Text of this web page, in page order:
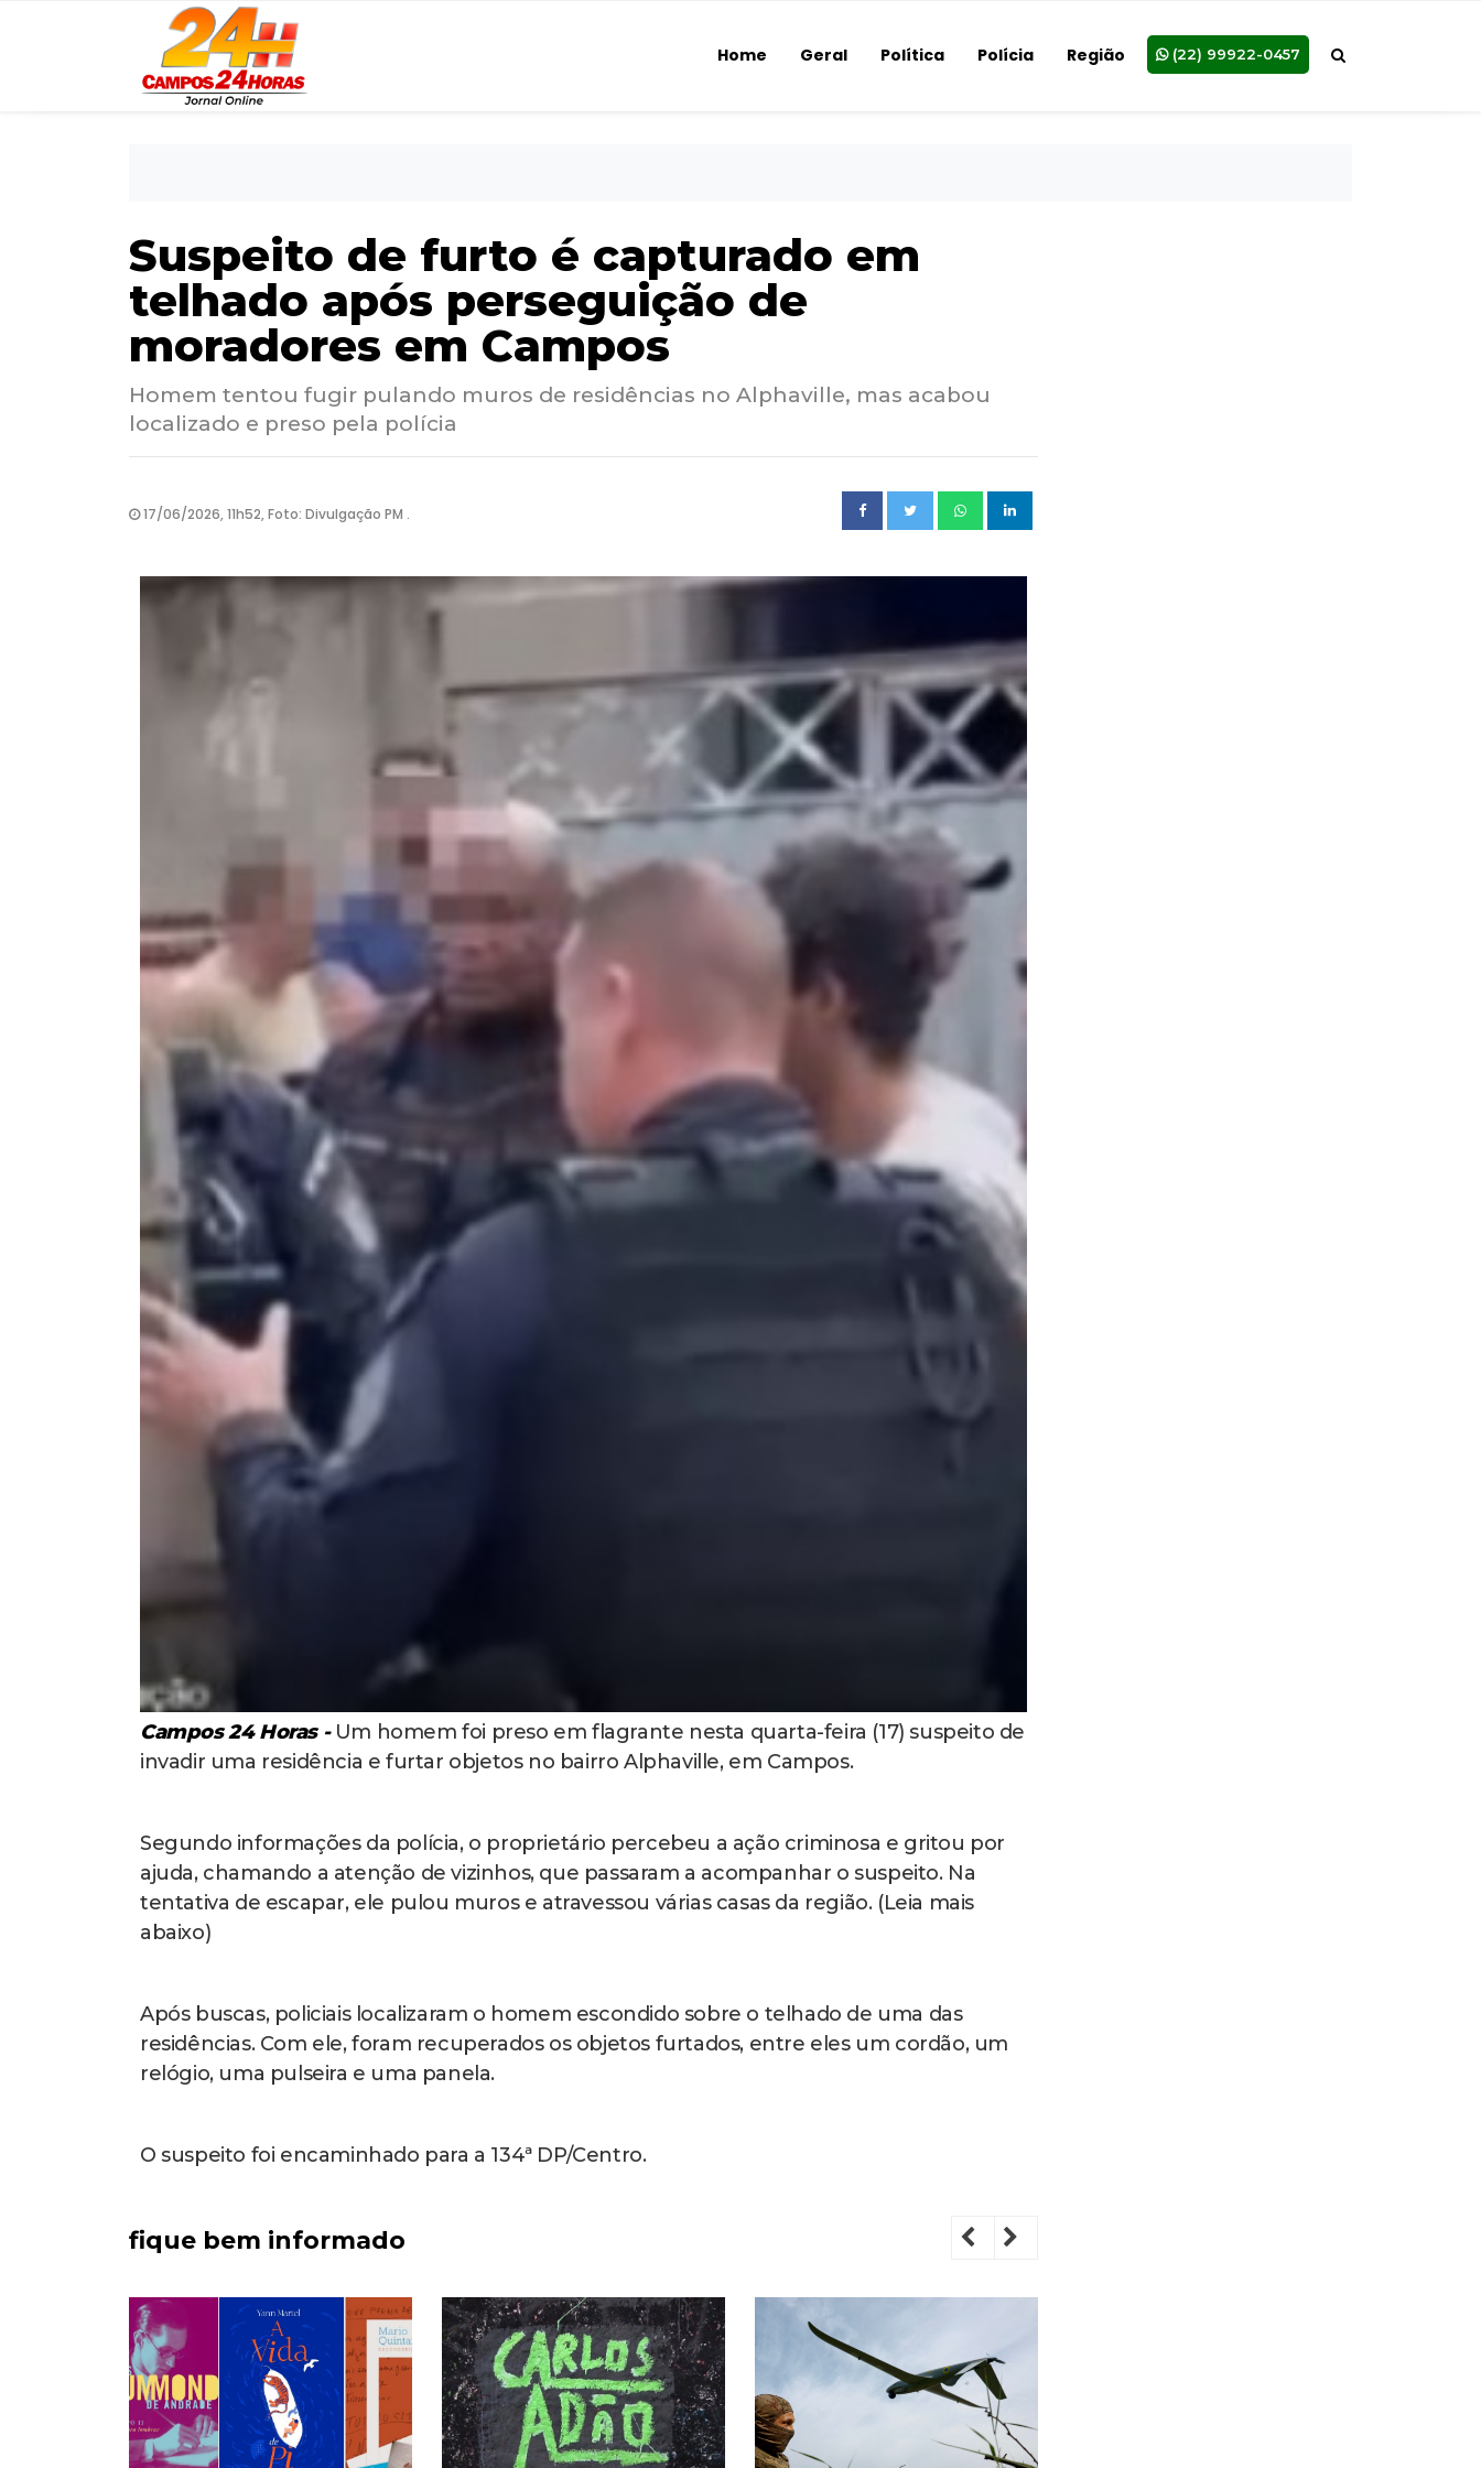
Home Geral Política Polícia Região (22) 99922-0457
Suspeito de furto é capturado em
telhado após perseguição de
moradores em Campos
Homem tentou fugir pulando muros de residências no Alphaville, mas acabou
localizado e preso pela polícia
17/06/2026, 11h52, Foto: Divulgação PM .
Campos 24 Horas - Um homem foi preso em flagrante nesta quarta-feira (17) suspeito de
invadir uma residência e furtar objetos no bairro Alphaville, em Campos.
Segundo informações da polícia, o proprietário percebeu a ação criminosa e gritou por
ajuda, chamando a atenção de vizinhos, que passaram a acompanhar o suspeito. Na
tentativa de escapar, ele pulou muros e atravessou várias casas da região. (Leia mais
abaixo)
Após buscas, policiais localizaram o homem escondido sobre o telhado de uma das
residências. Com ele, foram recuperados os objetos furtados, entre eles um cordão, um
relógio, uma pulseira e uma panela.
O suspeito foi encaminhado para a 134ª DP/Centro.
fique bem informado Previous